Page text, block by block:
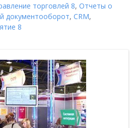
торговлей 8, Отчеты о
документооборот, CRM,
8